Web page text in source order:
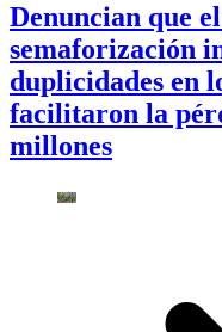
Denuncian que
semaforización
duplicidades en
facilitaron la
millones